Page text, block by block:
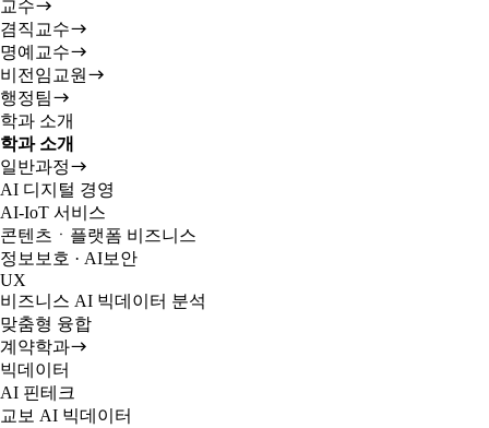
교수
겸직교수
명예교수
비전임교원
행정팀
학과 소개
학과 소개
일반과정
AI 디지털 경영
AI-IoT 서비스
콘텐츠ㆍ플랫폼 비즈니스
정보보호 · AI보안
UX
비즈니스 AI 빅데이터 분석
맞춤형 융합
계약학과
빅데이터
AI 핀테크
교보 AI 빅데이터